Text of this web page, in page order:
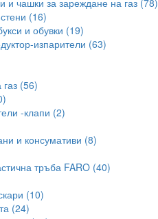
и чашки за зареждане на газ (78)
(16)
и обувки (19)
изпарители (63)
(56)
-клапи (2)
и консумативи (8)
тръба FARO (40)
(10)
(24)